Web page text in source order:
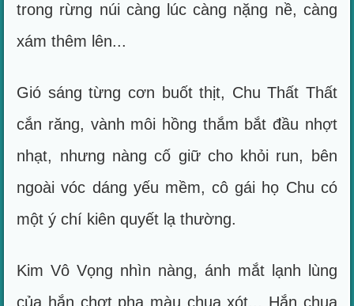
trong rừng núi càng lúc càng nặng nề, càng
xám thêm lên...
Gió sáng từng cơn buốt thịt, Chu Thất Thất
cắn răng, vành môi hồng thắm bắt đầu nhợt
nhạt, nhưng nàng cố giữ cho khỏi run, bên
ngoài vóc dáng yếu mềm, cô gái họ Chu có
một ý chí kiên quyết lạ thường.
Kim Vô Vọng nhìn nàng, ánh mắt lạnh lùng
của hắn chợt pha màu chua xót... Hắn chua